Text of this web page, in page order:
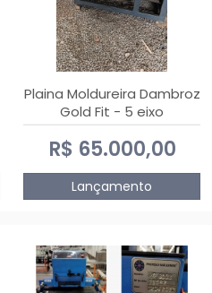
Plaina Moldureira Dambroz
Gold Fit - 5 eixo
R$ 65.000,00
Lançamento